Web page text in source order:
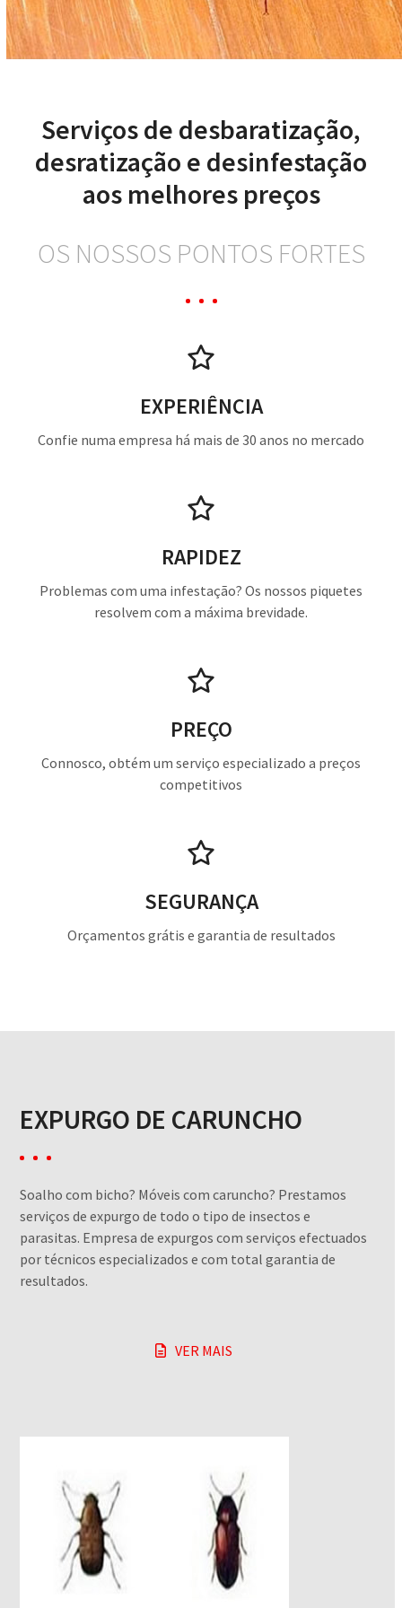
Serviços de desbaratização,
desratização e desinfestação
aos melhores preços
OS NOSSOS PONTOS FORTES
EXPERIÊNCIA
Confie numa empresa há mais de 30 anos no mercado
RAPIDEZ
Problemas com uma infestação? Os nossos piquetes
resolvem com a máxima brevidade.
PREÇO
Connosco, obtém um serviço especializado a preços
competitivos
SEGURANÇA
Orçamentos grátis e garantia de resultados
EXPURGO DE CARUNCHO
Soalho com bicho? Móveis com caruncho? Prestamos
serviços de expurgo de todo o tipo de insectos e
parasitas. Empresa de expurgos com serviços efectuados
por técnicos especializados e com total garantia de
resultados.
VER MAIS